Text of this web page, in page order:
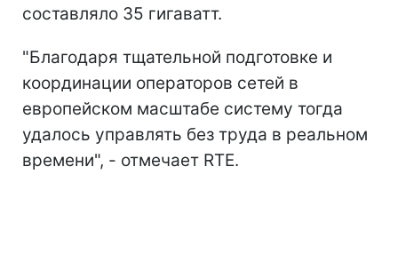
составляло 35 гигаватт.
"Благодаря тщательной подготовке и
координации операторов сетей в
европейском масштабе систему тогда
удалось управлять без труда в реальном
времени", - отмечает RTE.